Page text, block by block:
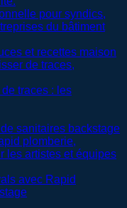
pour syndics,
du bâtiment
traces : les
avec Rapid